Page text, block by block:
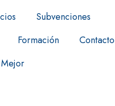
Subvenciones
Formación
Contacto